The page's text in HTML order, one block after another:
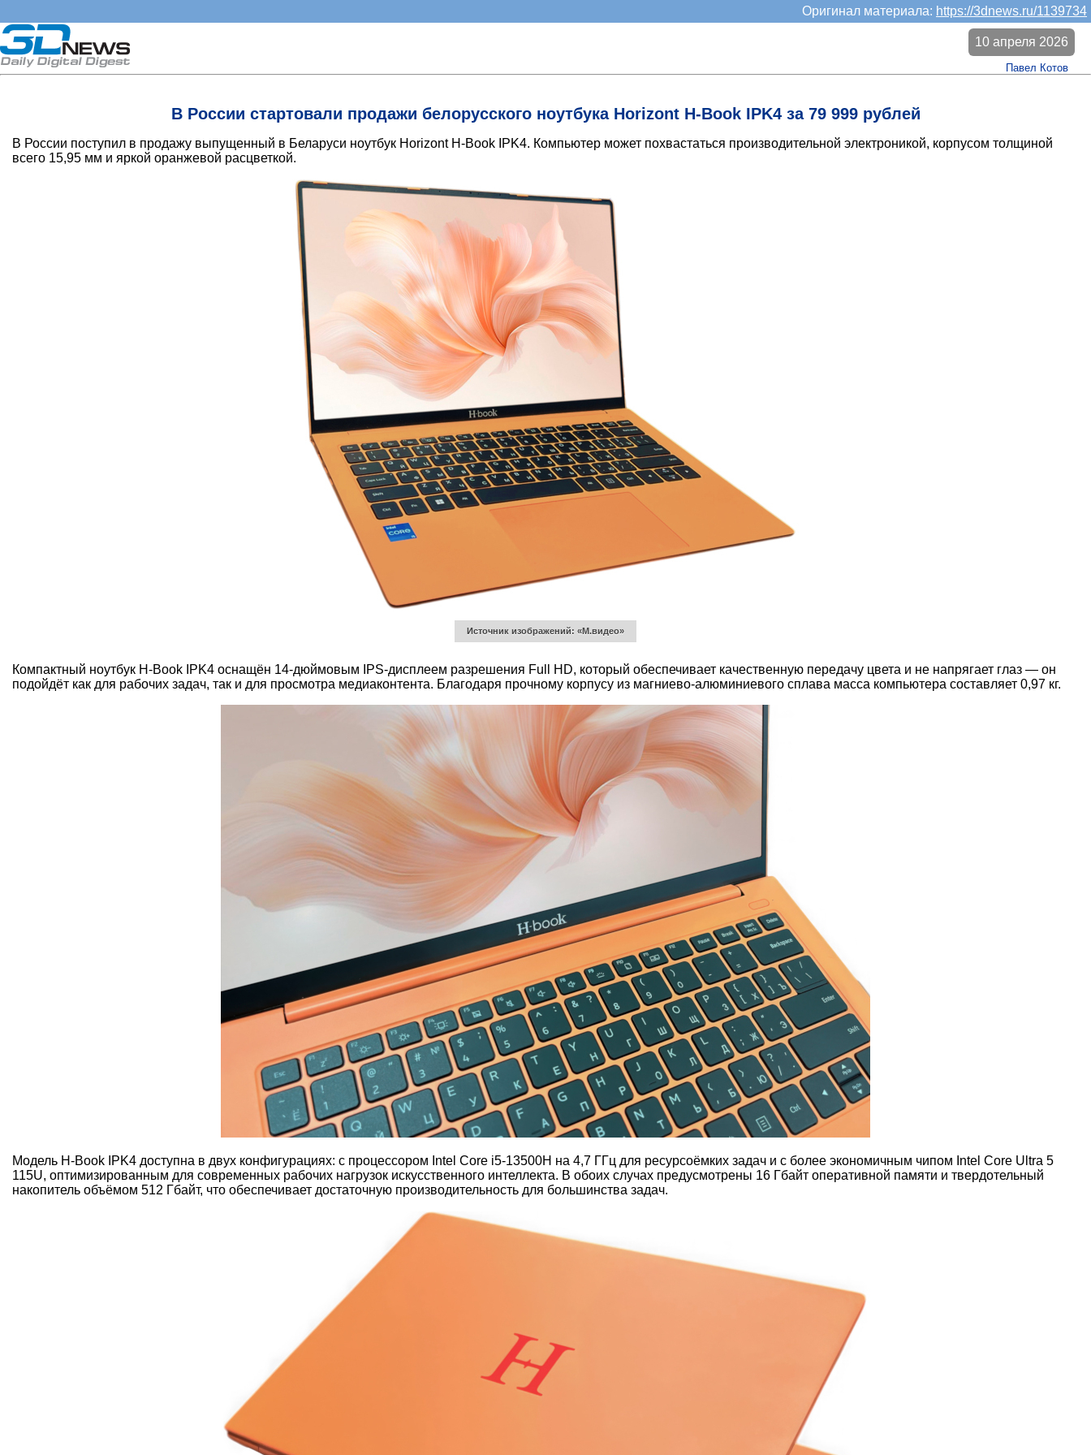
Оригинал материала: https://3dnews.ru/1139734
В России стартовали продажи белорусского ноутбука Horizont H-Book IPK4 за 79 999 рублей
10 апреля 2026
Павел Котов
В России поступил в продажу выпущенный в Беларуси ноутбук Horizont H-Book IPK4. Компьютер может похвастаться производительной электроникой, корпусом толщиной
всего 15,95 мм и яркой оранжевой расцветкой.
Источник изображений: «М.видео»
Компактный ноутбук H-Book IPK4 оснащён 14-дюймовым IPS-дисплеем разрешения Full HD, который обеспечивает качественную передачу цвета и не напрягает глаз — он
подойдёт как для рабочих задач, так и для просмотра медиаконтента. Благодаря прочному корпусу из магниево-алюминиевого сплава масса компьютера составляет 0,97 кг.
Модель H-Book IPK4 доступна в двух конфигурациях: с процессором Intel Core i5-13500H на 4,7 ГГц для ресурсоёмких задач и с более экономичным чипом Intel Core Ultra 5
115U, оптимизированным для современных рабочих нагрузок искусственного интеллекта. В обоих случах предусмотрены 16 Гбайт оперативной памяти и твердотельный
накопитель объёмом 512 Гбайт, что обеспечивает достаточную производительность для большинства задач.